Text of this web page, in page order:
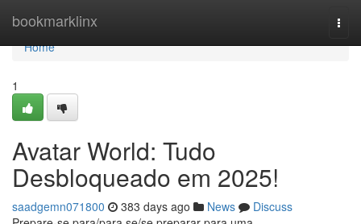
bookmarklinx
Home
Home
1
Avatar World: Tudo
Desbloqueado em 2025!
saadgemn071800 383 days ago News
Discuss